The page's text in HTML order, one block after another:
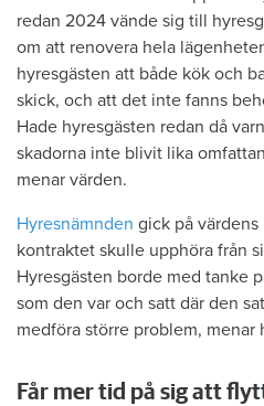
redan 2024 vände sig till
om att renovera hela
hyresgästen att både kök och
skick, och att det inte fanns
Hade hyresgästen redan då
skadorna inte blivit lika
menar värden.
Hyresnämnden gick på
kontraktet skulle upphöra från
Hyresgästen borde med tanke
som den var och satt där den
medföra större problem, menar
Får mer tid på sig att